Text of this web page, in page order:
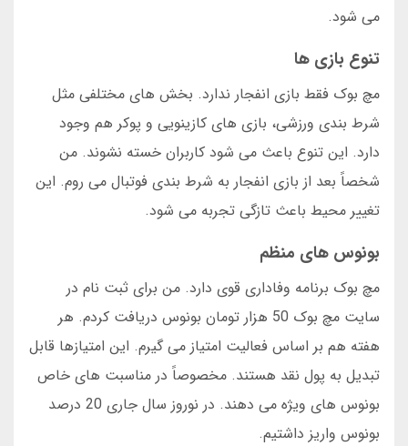
می شود.
تنوع بازی ها
مچ بوک فقط بازی انفجار ندارد. بخش های مختلفی مثل
شرط بندی ورزشی، بازی های کازینویی و پوکر هم وجود
دارد. این تنوع باعث می شود کاربران خسته نشوند. من
شخصاً بعد از بازی انفجار به شرط بندی فوتبال می روم. این
تغییر محیط باعث تازگی تجربه می شود.
بونوس های منظم
مچ بوک برنامه وفاداری قوی دارد. من برای ثبت نام در
سایت مچ بوک 50 هزار تومان بونوس دریافت کردم. هر
هفته هم بر اساس فعالیت امتیاز می گیرم. این امتیازها قابل
تبدیل به پول نقد هستند. مخصوصاً در مناسبت های خاص
بونوس های ویژه می دهند. در نوروز سال جاری 20 درصد
بونوس واریز داشتیم.